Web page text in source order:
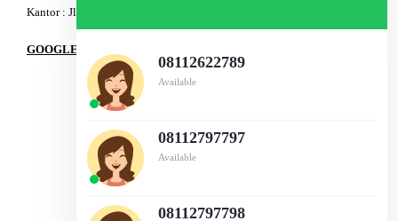
Kantor : Jl. Gatot Subroto 7b Semarang.
GOOGLE MAPS
08112622789
Available
08112797797
Available
08112797798